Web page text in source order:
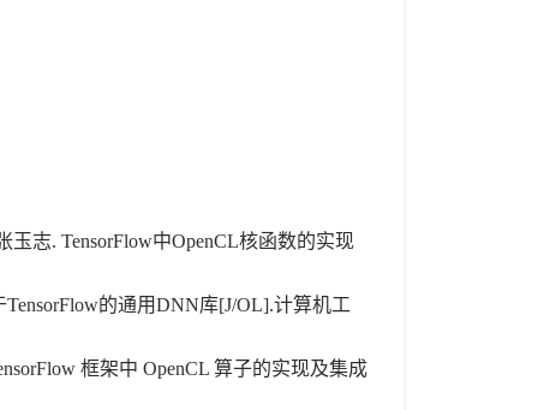
志. TensorFlow中OpenCL核函数的实现
的通用DNN库[J/OL].计算机工
框架中 OpenCL 算子的实现及集成